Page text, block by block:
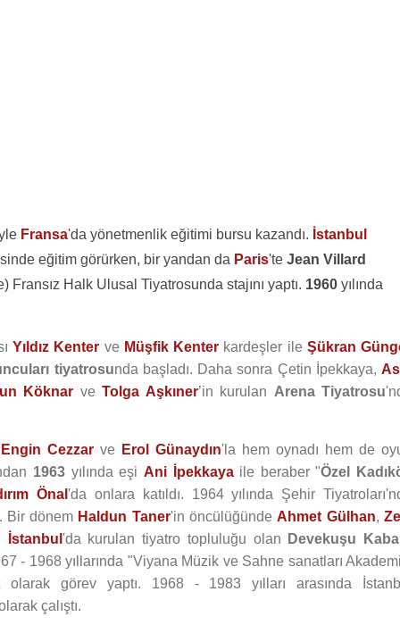
Fransa'da yönetmenlik eğitimi bursu kazandı. İstanbul
eğitim görürken, bir yandan da Paris'te Jean Villard
Halk Ulusal Tiyatrosunda stajını yaptı. 1960 yılında
Yıldız Kenter ve Müşfik Kenter kardeşler ile Şükran
tiyatrosunda başladı. Daha sonra Çetin İpekkaya,
Köknar veTolga Aşkıner’in kurulan Arena Tiyatrosu
Engin Cezzar ve Erol Günaydın'la hem oynadı hem de
1963 yılında eşi Ani İpekkayaile beraber "Özel
Önal 'da onlara katıldı. 1964 yılında Şehir
Bir dönem Haldun Taner'in öncülüğündeAhmet Gülhan,
İstanbul 'da kurulan tiyatro topluluğu olan
Devekuşu
- 1968 yıllarında "Viyana Müzik ve Sahne sanatları
görev yaptı. 1968 - 1983 yılları arasında
çalıştı.